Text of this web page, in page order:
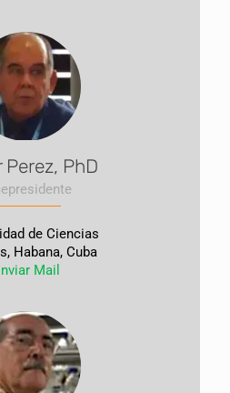
Perez, PhD
de Ciencias
Habana, Cuba
Mail